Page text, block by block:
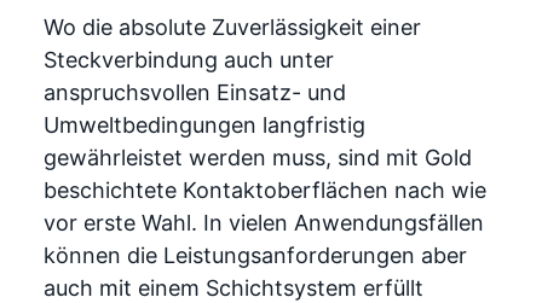
Wo die absolute Zuverlässigkeit einer
Steckverbindung auch unter
anspruchsvollen Einsatz- und
Umweltbedingungen langfristig
gewährleistet werden muss, sind mit Gold
beschichtete Kontaktoberflächen nach wie
vor erste Wahl. In vielen Anwendungsfällen
können die Leistungsanforderungen aber
auch mit einem Schichtsystem erfüllt